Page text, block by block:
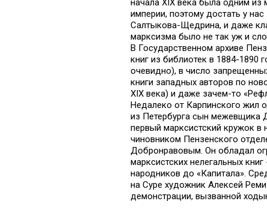
начала XIX века была одним из
империи, поэтому достать у
Салтыкова-Щедрина, и даже
марксизма было не так уж и
В Государственном архиве
книг из библиотек в 1884-1890
очевидно), в число
книги западных авторов по
XIX века) и даже зачем-то
Недалеко от Карпинского жил
из Петербурга сын межевщика
первый марксистский кружок
чиновником Пензенского
Добронравовым. Он обладал
марксистских нелегальных
народников до «Капитала».
на Суре художник Алексей
демонстрации, вызванной